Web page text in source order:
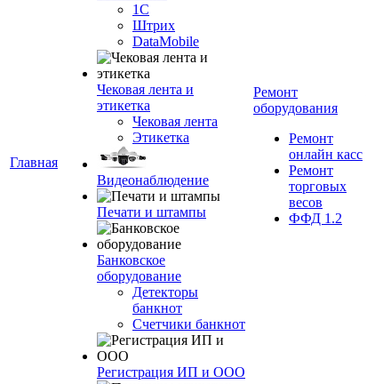
Главная
1С
Штрих
DataMobile
Чековая лента и
этикетка
Чековая лента
Этикетка
Видеонаблюдение
Печати и штампы
Банковское
оборудование
Детекторы
банкнот
Счетчики банкнот
Регистрация ИП и ООО
Ремонт
оборудования
Ремонт
онлайн касс
Ремонт
торговых
весов
ФФД 1.2